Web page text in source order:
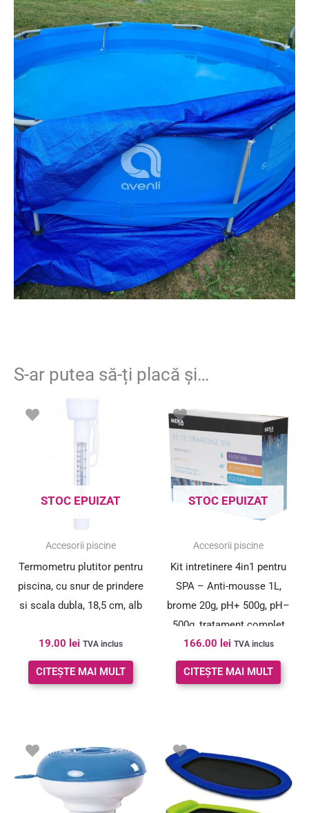
S-ar putea să-ți placă și…
STOC EPUIZAT
Accesorii piscine
Termometru plutitor pentru
piscina, cu snur de prindere
si scala dubla, 18,5 cm, alb
19.00 lei TVA inclus
CITEȘTE MAI MULT
STOC EPUIZAT
Accesorii piscine
Kit intretinere 4in1 pentru
SPA – Anti-mousse 1L,
brome 20g, pH+ 500g, pH–
500g, tratament complet
apa
166.00 lei TVA inclus
CITEȘTE MAI MULT